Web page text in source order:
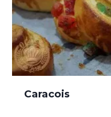
Caracois